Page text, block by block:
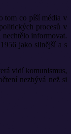
tom co píší média v
procesů v
informovat.
jako silnější a s
vidí komunismus,
nezbývá než si